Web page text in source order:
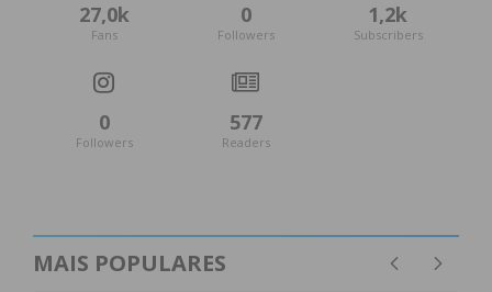
27,0k
Fans
0
Followers
1,2k
Subscribers
0
Followers
577
Readers
MAIS POPULARES